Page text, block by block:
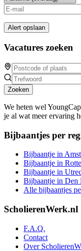
Alert opslaan
Vacatures zoeken
Zoeken
We heten wel
je al wat meer ervaring
Bijbaantjes per
Bijbaantje in
Bijbaantje in
Bijbaantje in
Bijbaantje in Den
Alle bijbaantjes
ScholierenWerk.nl
F.A.Q.
Contact
Over